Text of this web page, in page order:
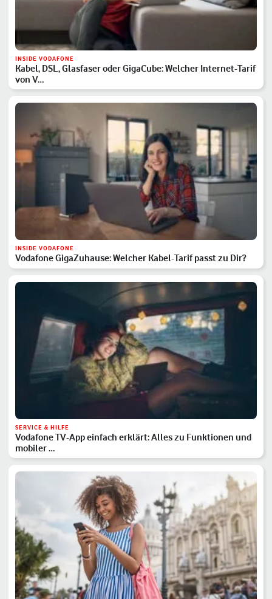
INSIDE VODAFONE
Kabel, DSL, Glasfaser oder GigaCube: Welcher Internet-Tarif
von V…
INSIDE VODAFONE
Vodafone GigaZuhause: Welcher Kabel-Tarif passt zu Dir?
SERVICE & HILFE
Vodafone TV-App einfach erklärt: Alles zu Funktionen und
mobiler …